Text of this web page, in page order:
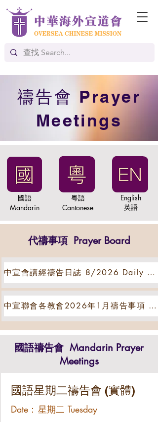
禱告會 Prayer
Meetings
​國語
Mandarin
​粵語
Cantonese
English
英語
代禱事項 Prayer Board
中宣會讀經禱告日誌 8/2026 Daily bible reading & prayer
中宣聯會各教會2026年1月禱告事項 OCMA Prayer Items
國語禱告會 Mandarin Prayer
Meetings
國語星期二禱告會 (實體)
Date： 星期二 Tuesday